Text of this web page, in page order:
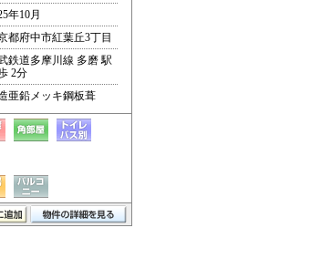
年10月
都府中市紅葉丘3丁目
鉄道多摩川線 多磨 駅
2分
亜鉛メッキ鋼板葺